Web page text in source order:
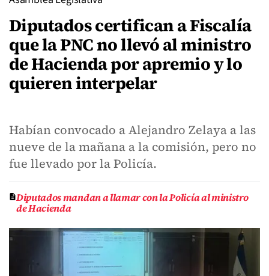
Diputados certifican a Fiscalía
que la PNC no llevó al ministro
de Hacienda por apremio y lo
quieren interpelar
Habían convocado a Alejandro Zelaya a las
nueve de la mañana a la comisión, pero no
fue llevado por la Policía.
Diputados mandan a llamar con la Policía al ministro
de Hacienda